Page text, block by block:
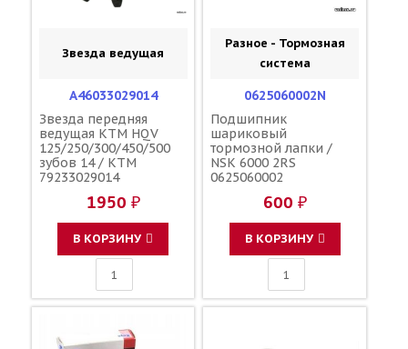
Звезда ведущая
A46033029014
Звезда передняя
ведущая KTM HQV
125/250/300/450/500
зубов 14 / KTM
79233029014
1950 ₽
В КОРЗИНУ
Разное - Тормозная
система
0625060002N
Подшипник
шариковый
тормозной лапки /
NSK 6000 2RS
0625060002
600 ₽
В КОРЗИНУ